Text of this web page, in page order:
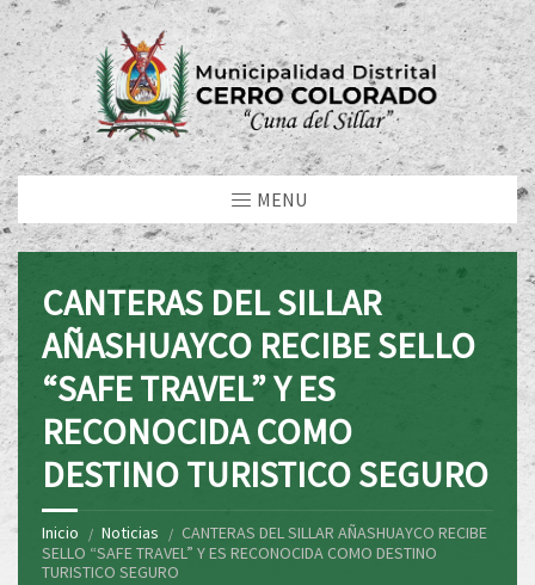
MENU
CANTERAS DEL SILLAR
AÑASHUAYCO RECIBE SELLO
“SAFE TRAVEL” Y ES
RECONOCIDA COMO
DESTINO TURISTICO SEGURO
Inicio Noticias
CANTERAS DEL SILLAR AÑASHUAYCO RECIBE
SELLO “SAFE TRAVEL” Y ES RECONOCIDA COMO DESTINO
TURISTICO SEGURO